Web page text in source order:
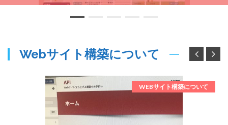
Webサイト構築について
WEBサイト構築について